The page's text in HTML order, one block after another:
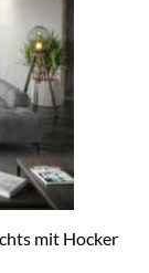
mit Hocker